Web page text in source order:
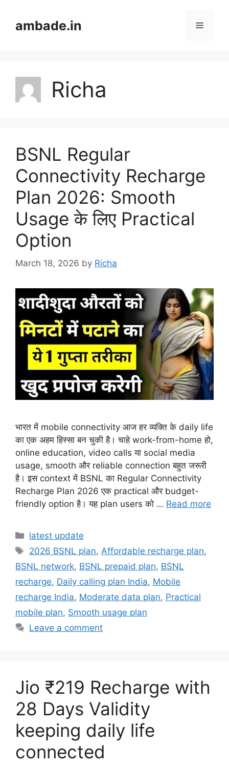
contentambade.in Menu
Richa
BSNL Regular
Connectivity Recharge
Plan 2026: Smooth
Usage के लिए Practical
Option
March 18, 2026 by Richa
भारत में mobile connectivity आज हर व्यक्ति के daily life
का एक अहम हिस्सा बन चुकी है। चाहे work-from-home हो,
online education, video calls या social media
usage, smooth और reliable connection बहुत जरूरी
है। इस context में BSNL का Regular Connectivity
Recharge Plan 2026 एक practical और budget-
friendly option है। यह plan users को … Read more
Categories
latest update
Tags
2026 BSNL plan, Affordable recharge plan,
BSNL network, BSNL prepaid plan, BSNL
recharge, Daily calling plan India, Mobile
recharge India, Moderate data plan, Practical
mobile plan, Smooth usage plan
Leave a comment
Jio ₹219 Recharge with
28 Days Validity
keeping daily life
connected